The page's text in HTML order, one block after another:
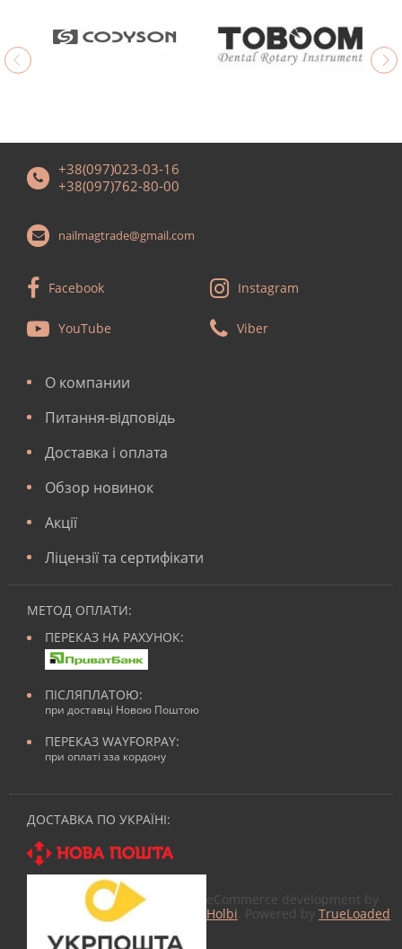
+38(097)023-03-16
+38(097)762-80-00
nailmagtrade@gmail.com
Facebook Instagram
YouTube Viber
О компании
Питання-відповідь
Доставка і оплата
Обзор новинок
Акції
Ліцензії та сертифікати
МЕТОД ОПЛАТИ:
ПЕРЕКАЗ НА РАХУНОК:
ПІСЛЯПЛАТОЮ:
при доставці Новою Поштою
ПЕРЕКАЗ WAYFORPAY:
при оплаті зза кордону
ДОСТАВКА ПО УКРАЇНІ:
eCommerce development by
Holbi . Powered by TrueLoaded